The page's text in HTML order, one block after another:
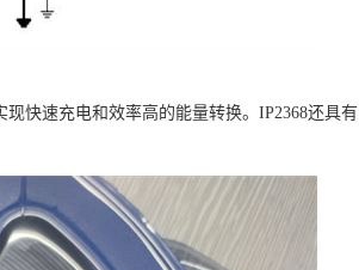
快速充电和效率高的能量转换。IP2368还具有